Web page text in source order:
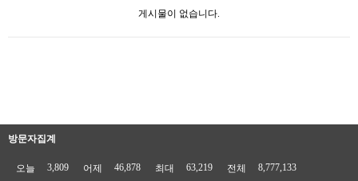
게시물이 없습니다.
방문자집계
오늘 3,809 어제 46,878 최대 63,219 전체 8,777,133